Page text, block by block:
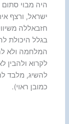
היה מבוי
ישראל, ורצף
חזבאללה
בגלל היכולת
המלחמה ולא
לקרוא ולהבין
להשיג, מלבד
כמובן ראוי).